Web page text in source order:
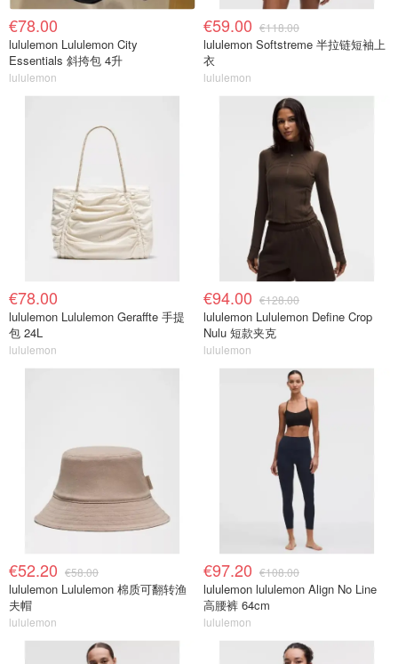
€78.00
lululemon Lululemon City
Essentials 斜挎包 4升
lululemon
€59.00 €118.00
lululemon Softstreme 半拉链短袖上
衣
lululemon
€78.00
lululemon Lululemon Geraffte 手提
包 24L
lululemon
€94.00 €128.00
lululemon Lululemon Define Crop
Nulu 短款夹克
lululemon
€52.20 €58.00
lululemon Lululemon 棉质可翻转渔
夫帽
lululemon
€97.20 €108.00
lululemon lululemon Align No Line
高腰裤 64cm
lululemon